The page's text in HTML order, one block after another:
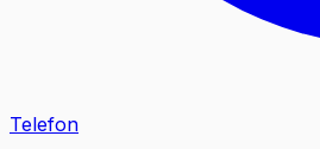
Telefon